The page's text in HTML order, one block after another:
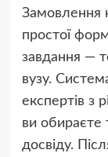
Замовлення
простої
завдання —
вузу.
експертів з
ви обираєте
досвіду.